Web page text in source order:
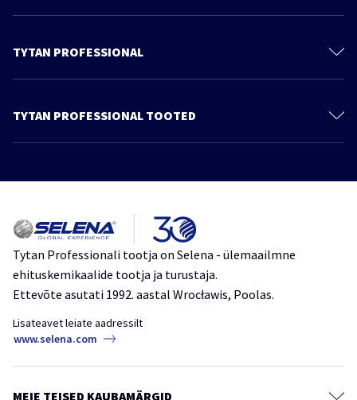
TYTAN PROFESSIONAL
Meie kohta
Meie kohta
TYTAN PROFESSIONAL TOOTED
Tihendusmassid
Kattematerjalid
Teibid, kiled ja membraanid
Keemilised ankrud
Mördisegud
Tytan Professionali tootja on Selena - ülemaailmne
ehituskemikaalide tootja ja turustaja.
Ettevõte asutati 1992. aastal Wrocławis, Poolas.
Lisateavet leiate aadressilt
www.selena.com
MEIE TEISED KAUBAMÄRGID